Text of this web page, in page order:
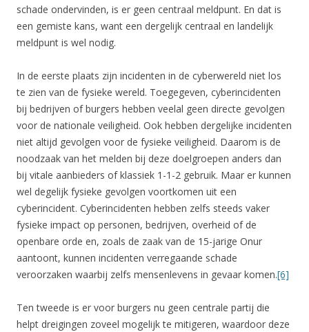
schade ondervinden, is er geen centraal meldpunt. En dat is
een gemiste kans, want een dergelijk centraal en landelijk
meldpunt is wel nodig.
In de eerste plaats zijn incidenten in de cyberwereld niet los
te zien van de fysieke wereld. Toegegeven, cyberincidenten
bij bedrijven of burgers hebben veelal geen directe gevolgen
voor de nationale veiligheid. Ook hebben dergelijke incidenten
niet altijd gevolgen voor de fysieke veiligheid. Daarom is de
noodzaak van het melden bij deze doelgroepen anders dan
bij vitale aanbieders of klassiek 1-1-2 gebruik. Maar er kunnen
wel degelijk fysieke gevolgen voortkomen uit een
cyberincident. Cyberincidenten hebben zelfs steeds vaker
fysieke impact op personen, bedrijven, overheid of de
openbare orde en, zoals de zaak van de 15-jarige Onur
aantoont, kunnen incidenten verregaande schade
veroorzaken waarbij zelfs mensenlevens in gevaar komen.[6]
Ten tweede is er voor burgers nu geen centrale partij die
helpt dreigingen zoveel mogelijk te mitigeren, waardoor deze